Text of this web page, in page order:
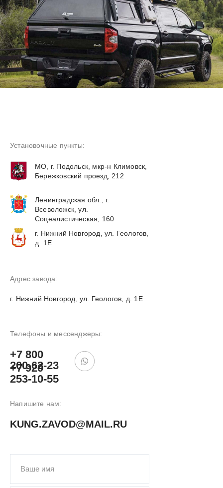
МО, г. Подольск, мкр-н Климовск,
Бережковский проезд, 212
Ленинградская обл., г.
Всеволожск, ул.
Соцеалистическая, 160
г. Нижний Новгород, ул. Геологов,
д. 1Е
г. Нижний Новгород, ул. Геологов, д. 1Е
Установочные пункты:
Телефоны и мессенджеры:
+7 800
200-62-23
+7 920
253-10-55
Напишите нам:
KUNG.ZAVOD@MAIL.RU
Адрес завода:
КУНГ